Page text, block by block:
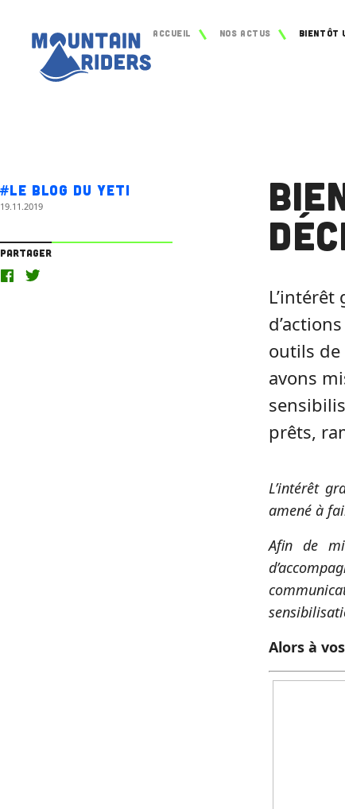
Accueil Nos actus
#Le blog du Yeti
19.11.2019
Partager
outils
avons
prêts,
L’intérêt
amené à
Afin de
Alors à